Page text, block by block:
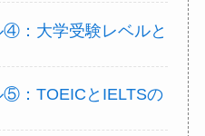
：大学受験レベルと
⑤：TOEICとIELTSの